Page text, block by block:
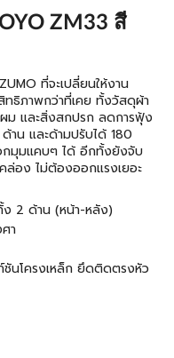
ZM33 สี
ที่จะเปลี่ยนให้งาน
ทธิภาพกว่าที่เคย ทั้งวัสดุผ้า
ม และสิ่งสกปรก ลดการฟุ้ง
าน และด้ามปรับได้ 180
กมุมแคบๆ ได้ อีกทั้งยังจับ
อง ไม่ต้องออกแรงเยอะ
ง 2 ด้าน (หน้า-หลัง)
า
นโครงเหล็ก ยึดติดตรงหัว